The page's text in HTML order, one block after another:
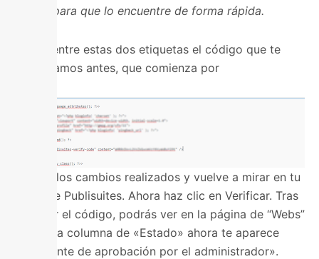
“head” para que lo encuentre de forma rápida.
Añade entre estas dos etiquetas el código que te
indicábamos antes, que comienza por
Acepta los cambios realizados y vuelve a mirar en tu
panel de Publisuites. Ahora haz clic en Verificar. Tras
verificar el código, podrás ver en la página de “Webs”
que en la columna de «Estado» ahora te aparece
«Pendiente de aprobación por el administrador».